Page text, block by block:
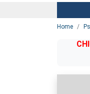
Home